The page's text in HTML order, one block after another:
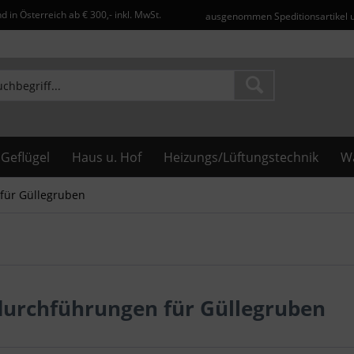
in Österreich ab € 300,- inkl. MwSt. ausgenommen Speditionsartikel
Geflügel Haus u. Hof Heizungs/Lüftungstechnik
Güllegruben
für Güllegruben